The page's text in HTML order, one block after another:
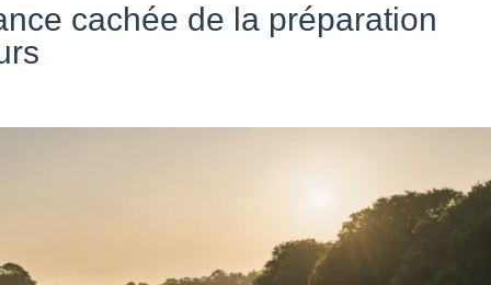
cachée de la préparation